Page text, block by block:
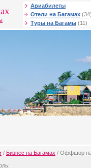
Авиабилеты
Отели на Багамах (34)
Туры на Багамы (11)
/ Бизнес на Багамах / Оффшор на